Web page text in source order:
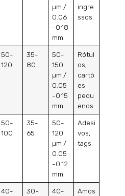
µm /
0.06
-0.18
mm
ingre
ssos
50-
120
35-
80
50-
150
µm /
0.05
-0.15
mm
Rótul
os,
cartõ
es
pequ
enos
50-
100
35-
65
50-
120
µm /
0.05
-0.12
mm
Adesi
vos,
tags
40-
30-
40-
Amos